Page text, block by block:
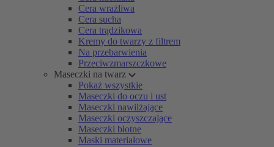
Cera wrażliwa
Cera sucha
Cera trądzikowa
Kremy do twarzy z filtrem
Na przebarwienia
Przeciwzmarszczkowe
Maseczki na twarz
Pokaż wszystkie
Maseczki do oczu i ust
Maseczki nawilżające
Maseczki oczyszczające
Maseczki błotne
Maski materiałowe